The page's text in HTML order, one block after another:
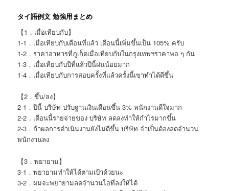
タイ語例文 勉強用まとめ
【1．เมื่อเทียบกับ】
1-1．เมื่อเทียบกับเดือนที่แล้ว เดือนนี้เพิ่มขึ้นเป็น 105% ครับ
1-2．ราคาอาหารที่ภูเก็ตเมื่อเทียบกับในกรุงเทพฯราคาพอ ๆ กัน
1-3．เมื่อเทียบกับปีที่แล้วปีนี้ฝนน้อยมาก
1-4．เมื่อเทียบกับการสอบครั้งที่แล้วครั้งนี้เขาทำได้ดีขึ้น
【2．ขึ้น/ลง】
2-1．ปีนี้ บริษัท ปรับฐานเงินเดือนขึ้น 3% พนักงานดีใจมาก
2-2．เดือนนี้รายจ่ายของ บริษัท ลดลงทำให้กำไรมากขึ้น
2-3．ถ้าผลการดำเนินงานยังไม่ดีขึ้น บริษัท จำเป็นต้องลดจำนวน
พนักงานลง
【3．พยายาม】
3-1．พยายามทำให้ได้ตามเป้าด้วยนะ
3-2．ผมจะพยายามลดจำนวนโอที่ลงให้ได้